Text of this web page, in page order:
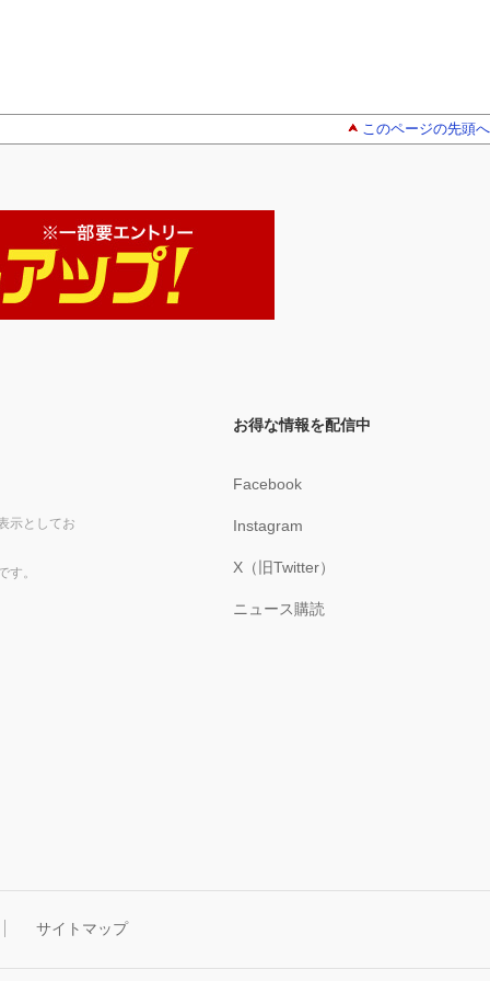
このページの先頭へ
示としてお
す。
お得な情報を配信中
Facebook
Instagram
X（旧Twitter）
ニュース購読
サイトマップ